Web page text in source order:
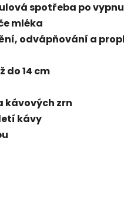
spotřeba po
mléka
odvápňování a
do 14 cm
kávových zrn
kávy